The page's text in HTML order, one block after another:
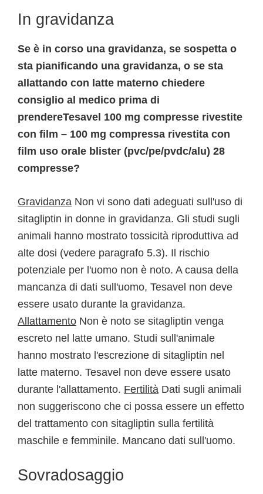
In gravidanza
Se è in corso una gravidanza, se sospetta o
sta pianificando una gravidanza, o se sta
allattando con latte materno chiedere
consiglio al medico prima di
prendereTesavel 100 mg compresse rivestite
con film – 100 mg compressa rivestita con
film uso orale blister (pvc/pe/pvdc/alu) 28
compresse?
Gravidanza Non vi sono dati adeguati sull'uso di
sitagliptin in donne in gravidanza. Gli studi sugli
animali hanno mostrato tossicità riproduttiva ad
alte dosi (vedere paragrafo 5.3). Il rischio
potenziale per l'uomo non è noto. A causa della
mancanza di dati sull'uomo, Tesavel non deve
essere usato durante la gravidanza.
Allattamento Non è noto se sitagliptin venga
escreto nel latte umano. Studi sull'animale
hanno mostrato l'escrezione di sitagliptin nel
latte materno. Tesavel non deve essere usato
durante l'allattamento. Fertilità Dati sugli animali
non suggeriscono che ci possa essere un effetto
del trattamento con sitagliptin sulla fertilità
maschile e femminile. Mancano dati sull'uomo.
Sovradosaggio